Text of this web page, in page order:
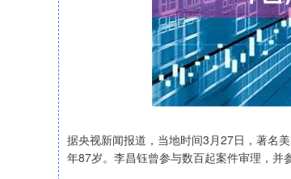
据央视新闻报道，当地时间3月27日，著名
年87岁。李昌钰曾参与数百起案件审理，并